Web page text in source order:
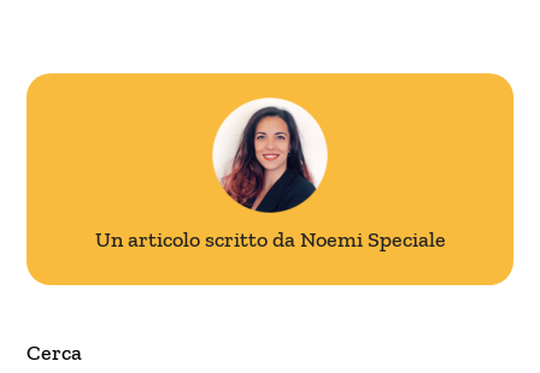
Un articolo scritto da Noemi Speciale
Cerca